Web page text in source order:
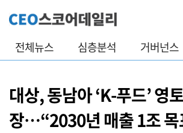
전체뉴스 심층분석 거버넌스
대상, 동남아 ‘K-푸드’ 영
장…“2030년 매출 1조